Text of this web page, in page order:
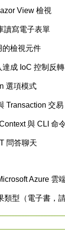
View 檢視
讀寫電子表單
檢視元件
成 IoC 控制反轉
選項模式
Transaction 交易
與 CLI 命
問答聊天
Azure 雲
型（電子書，請